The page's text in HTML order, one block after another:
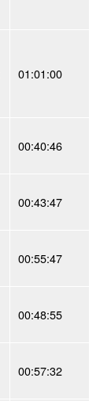
01:01:00
00:40:46
00:43:47
00:55:47
00:48:55
00:57:32